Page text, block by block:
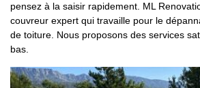
pensez à la saisir rapidement. ML
couvreur expert qui travaille pour le
de toiture. Nous proposons des services
bas.